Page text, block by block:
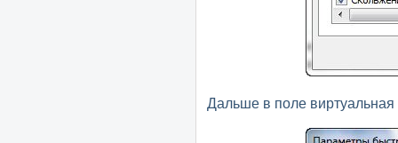
Дальше в поле